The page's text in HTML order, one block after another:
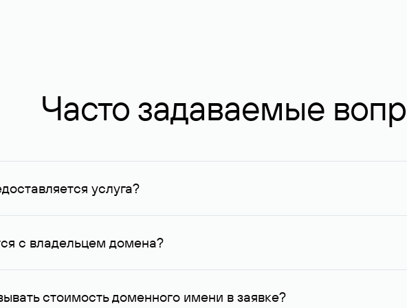
Часто задаваемые
услуга?
зарегистрированных в Руцентре и у других регистраторов. Для доменов,
с владельцем домена?
используются его контактные данные, доступные Руцентру.
стоимость доменного имени в заявке?